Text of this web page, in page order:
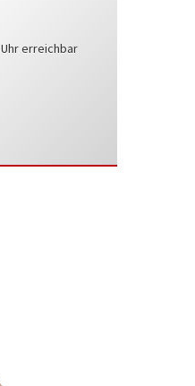
erreichbar